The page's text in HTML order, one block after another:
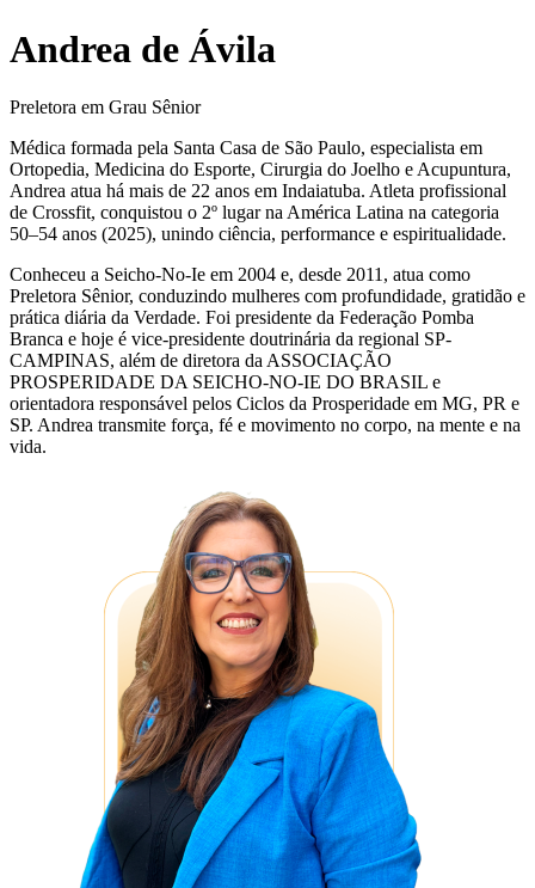
Andrea de Ávila
Preletora em Grau Sênior
Médica formada pela Santa Casa de São Paulo, especialista em
Ortopedia, Medicina do Esporte, Cirurgia do Joelho e Acupuntura,
Andrea atua há mais de 22 anos em Indaiatuba. Atleta profissional
de Crossfit, conquistou o 2º lugar na América Latina na categoria
50–54 anos (2025), unindo ciência, performance e espiritualidade.
Conheceu a Seicho-No-Ie em 2004 e, desde 2011, atua como
Preletora Sênior, conduzindo mulheres com profundidade, gratidão e
prática diária da Verdade. Foi presidente da Federação Pomba
Branca e hoje é vice-presidente doutrinária da regional SP-
CAMPINAS, além de diretora da ASSOCIAÇÃO
PROSPERIDADE DA SEICHO-NO-IE DO BRASIL e
orientadora responsável pelos Ciclos da Prosperidade em MG, PR e
SP. Andrea transmite força, fé e movimento no corpo, na mente e na
vida.